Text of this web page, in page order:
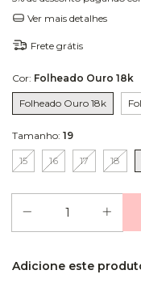
Ver mais detalhes
Frete grátis
Cor: Folheado Ouro 18k
Folheado Ouro 18k
Tamanho: 19
15 16 17 18
Adicione este